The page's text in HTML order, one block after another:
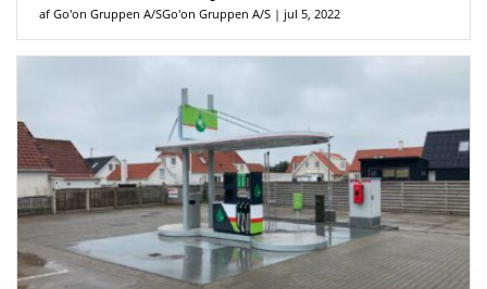
af Go'on Gruppen A/SGo'on Gruppen A/S | jul 5, 2022